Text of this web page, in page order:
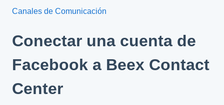
Canales de Comunicaciónㅤ
Conectar una cuenta de
Facebook a Beex Contact
Center